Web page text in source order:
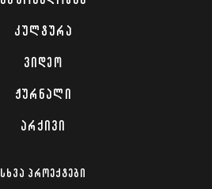
ᲙᲣᲚᲢᲣᲠᲐ
ᲕᲘᲓᲔᲝ
ᲟᲣᲠᲜᲐᲚᲘ
ᲐᲠᲥᲘᲕᲘ
ᲡᲮᲕᲐ ᲞᲠᲝᲔᲥᲢᲔᲑᲘ